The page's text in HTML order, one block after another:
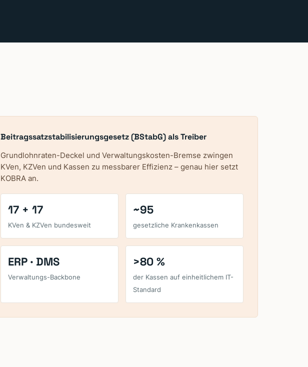
Beitragssatzstabilisierungsgesetz (BStabG) als Treiber
Grundlohnraten-Deckel und Verwaltungskosten-Bremse zwingen
KVen, KZVen und Kassen zu messbarer Effizienz – genau hier setzt
KOBRA an.
17 + 17
KVen & KZVen bundesweit
~95
gesetzliche Krankenkassen
ERP · DMS
Verwaltungs-Backbone
>80 %
der Kassen auf einheitlichem IT-
Standard